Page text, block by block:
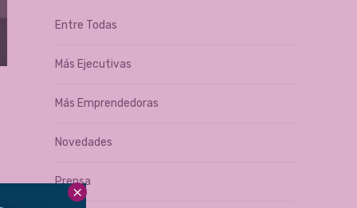
Entre Todas
Más Ejecutivas
Más Emprendedoras
Novedades
Prensa
×